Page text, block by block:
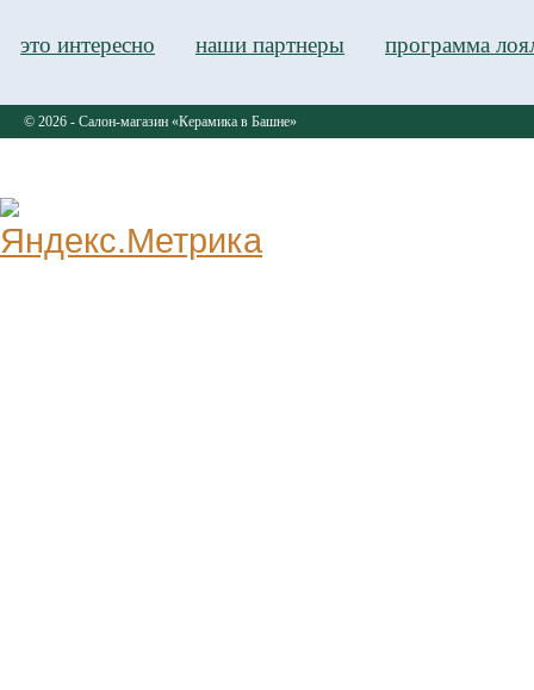
это интересно наши партнеры программа
© 2026 - Салон-магазин «Керамика в Башне»